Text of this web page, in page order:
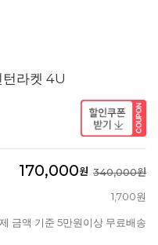
턴라켓 4U
170,000원 340,000원
1,700원
금액 기준 5만원이상 무료배송